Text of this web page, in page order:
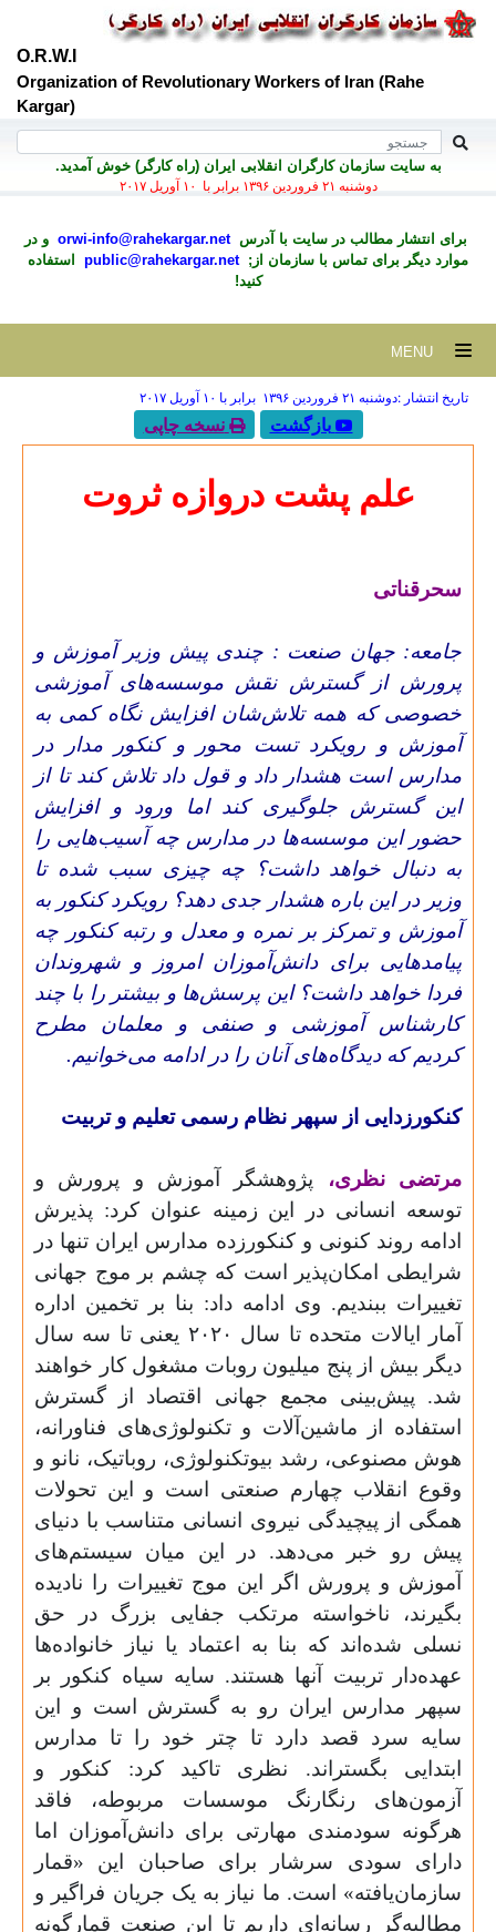
O.R.W.I
Organization of Revolutionary Workers of Iran (Rahe
Kargar)
به سايت سازمان کارگران انقلابی ايران (راه کارگر) خوش آمديد.
دوشنبه ۲۱ فروردين ۱۳۹۶ برابر با ۱۰ آوريل ۲۰۱۷
برای انتشار مطالب در سايت با آدرسorwi-info@rahekargar.net و در
موارد ديگر برای تماس با سازمان از;public@rahekargar.net
استفاده
کنید!
تاریخ انتشار :دوشنبه ۲۱ فروردين ۱۳۹۶ برابر با ۱۰ آوريل ۲۰۱۷
بازگشت نسخه چاپی
علم پشت دروازه ثروت
سحرقناتی
جامعه: جهان صنعت : چندی پیش وزیر آموزش و
پرورش از گسترش نقش موسسه‌های آموزشی
خصوصی که همه تلاش‌شان افزایش نگاه کمی به
آموزش و رویکرد تست محور و کنکور مدار در
مدارس است هشدار داد و قول داد تلاش کند تا از
این گسترش جلوگیری کند‌ اما ورود و افزایش
حضور این موسسه‌ها در مدارس چه آسیب‌هایی را
به دنبال خواهد داشت؟ چه چیزی سبب شده تا
وزیر در این باره هشدار جدی دهد؟ رویکرد کنکور به
آموزش و تمرکز بر نمره و معدل و رتبه کنکور چه
پیامدهایی برای دانش‌آموزان امروز و شهروندان
فردا خواهد داشت؟ این پرسش‌ها و بیشتر را با چند
کارشناس آموزشی و صنفی و معلمان مطرح
کردیم که دیدگاه‌های آنان را در ادامه می‌خوانیم.
کنکور‌زدایی از سپهر نظام رسمی تعلیم و تربیت
مرتضی نظری،
پژوهشگر آموزش و پرورش و
توسعه انسانی در این زمینه عنوان کرد: پذیرش
ادامه روند کنونی و کنکورزده مدارس ایران تنها در
شرایطی امکان‌پذیر است که چشم بر موج جهانی
تغییرات ببندیم. وی ادامه داد: بنا بر تخمین اداره
آمار ایالات متحده تا سال ۲۰۲۰ یعنی تا سه سال
دیگر بیش از پنج میلیون روبات مشغول کار خواهند
شد. پیش‌بینی مجمع جهانی اقتصاد از گسترش
استفاده از ماشین‌آلات و تکنولوژی‌های فناورانه،
هوش مصنوعی، رشد بیوتکنولوژی، روباتیک، نانو و
وقوع انقلاب چهارم صنعتی است و این تحولات
همگی از پیچیدگی نیروی انسانی متناسب با دنیای
پیش رو خبر می‌دهد. در این میان سیستم‌های
آموزش و پرورش اگر این موج تغییرات را نادیده
بگیرند، ناخواسته مرتکب جفایی بزرگ در حق
نسلی شده‌اند که بنا به اعتماد یا نیاز خانواده‌ها
عهده‌دار تربیت آنها هستند. سایه سیاه کنکور بر
سپهر مدارس ایران رو به گسترش است و این
سایه سرد قصد دارد تا چتر خود را تا مدارس
ابتدایی بگستراند. نظری تاکید کرد: کنکور و
آزمون‌های رنگارنگ موسسات مربوطه، فاقد
هرگونه سودمندی مهارتی برای دانش‌آموزان‌ اما
دارای سودی سرشار برای صاحبان این «قمار
سازمان‌یافته» است. ما نیاز به یک جریان فراگیر و
مطالبه‌گر رسانه‌ای داریم تا این صنعت قمارگونه